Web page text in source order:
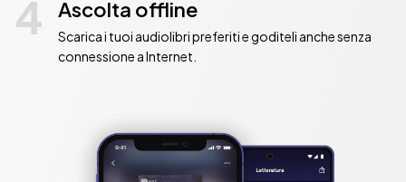
4 Ascolta offline
Scarica i tuoi audiolibri preferiti e goditeli anche senza
connessione a Internet.